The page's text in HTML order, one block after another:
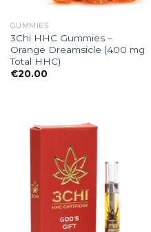
GUMMIES
3Chi HHC Gummies –
Orange Dreamsicle (400 mg
Total HHC)
€20.00